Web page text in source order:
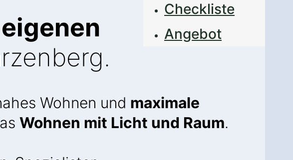
Checkliste
Angebot
eigenen
Wohnen und maximale
Wohnen mit Licht und Raum.